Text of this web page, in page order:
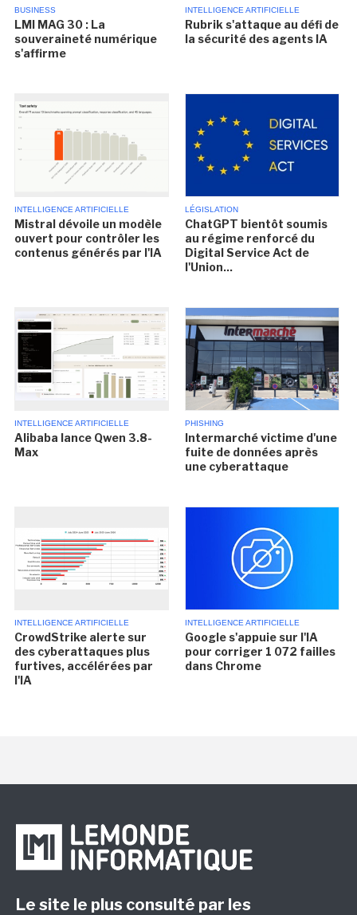
BUSINESS
LMI MAG 30 : La
souveraineté numérique
s'affirme
INTELLIGENCE ARTIFICIELLE
Rubrik s'attaque au défi de
la sécurité des agents IA
INTELLIGENCE ARTIFICIELLE
Mistral dévoile un modèle
ouvert pour contrôler les
contenus générés par l'IA
LÉGISLATION
ChatGPT bientôt soumis
au régime renforcé du
Digital Service Act de
l'Union...
INTELLIGENCE ARTIFICIELLE
Alibaba lance Qwen 3.8-
Max
PHISHING
Intermarché victime d'une
fuite de données après
une cyberattaque
INTELLIGENCE ARTIFICIELLE
CrowdStrike alerte sur
des cyberattaques plus
furtives, accélérées par
l'IA
INTELLIGENCE ARTIFICIELLE
Google s'appuie sur l'IA
pour corriger 1 072 failles
dans Chrome
Le site le plus consulté par les